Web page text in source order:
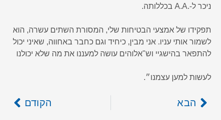
ניכר ל-.A.A בכללותה.
תפקידו של אמצעי הבטיחות שלי, המסורת השתים עשרה, הוא
לשמור אותי עניו. אני מבין, כיחיד וגם כחבר באחווה, שאיני יכול
להתפאר בהישגיי וש"אלוהים עושה למעננו את מה שלא יכולנו
לעשות למען עצמנו״.
הבא הקודם